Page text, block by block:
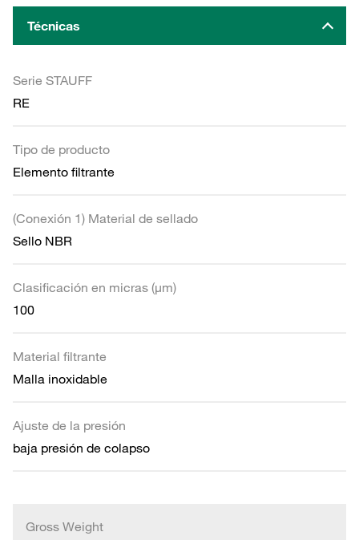
Técnicas
Serie STAUFF
RE
Tipo de producto
Elemento filtrante
(Conexión 1) Material de sellado
Sello NBR
Clasificación en micras (µm)
100
Material filtrante
Malla inoxidable
Ajuste de la presión
baja presión de colapso
Gross Weight